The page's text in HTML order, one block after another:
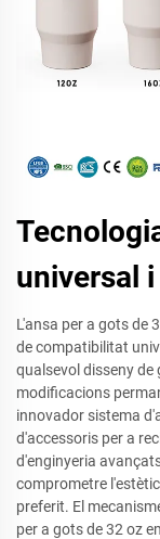
universal
L'ansa per a gots de
de compatibilitat
qualsevol disseny de
modificacions
innovador sistema
d'accessoris per a
d'enginyeria
comprometre
preferit. El
per a gots de 32 oz